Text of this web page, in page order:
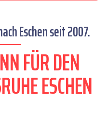
Eschen seit 2007.
FÜR DEN
ESCHEN